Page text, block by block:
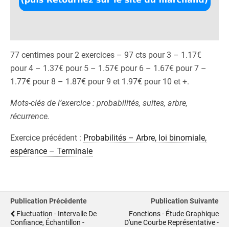
77 centimes pour 2 exercices – 97 cts pour 3 – 1.17€
pour 4 – 1.37€ pour 5 – 1.57€ pour 6 – 1.67€ pour 7 –
1.77€ pour 8 – 1.87€ pour 9 et 1.97€ pour 10 et +.
Mots-clés de l’exercice : probabilités, suites, arbre,
récurrence.
Exercice précédent : Probabilités – Arbre, loi binomiale,
espérance – Terminale
Publication Précédente
Fluctuation - Intervalle De
Confiance, Échantillon -
Publication Suivante
Fonctions - Étude Graphique
D'une Courbe Représentative -